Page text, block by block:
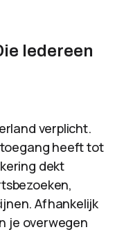
Iedereen
verplicht.
heeft tot
dekt
Afhankelijk
je overwegen